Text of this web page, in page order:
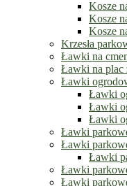
Kosze
Kosze
Kosze
Krzesła
Ławki na
Ławki na plac
Ławki
Ławki
Ławki
Ławki
Ławki
Ławki
Ławki
Ławki
Ławki